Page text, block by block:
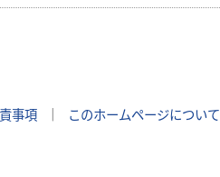
事項 このホームページについて